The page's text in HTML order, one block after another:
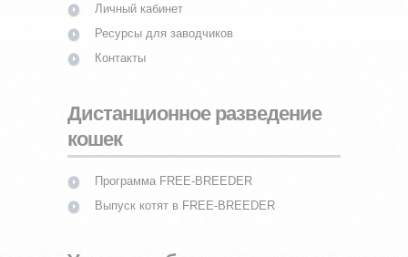
Личный кабинет
Ресурсы для заводчиков
Контакты
Дистанционное разведение
кошек
Программа FREE-BREEDER
Выпуск котят в FREE-BREEDER